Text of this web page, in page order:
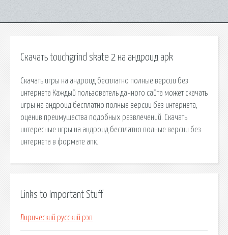
Скачать touchgrind skate 2 на андроид apk
Скачать игры на андроид бесплатно полные версии без
интернета Каждый пользователь данного сайта может скачать
игры на андроид бесплатно полные версии без интернета,
оценив преимущества подобных развлечений. Скачать
интересные игры на андроид бесплатно полные версии без
интернета в формате апк.
Links to Important Stuff
Лирический русский рэп